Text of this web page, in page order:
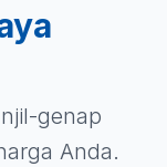
genap
Anda.